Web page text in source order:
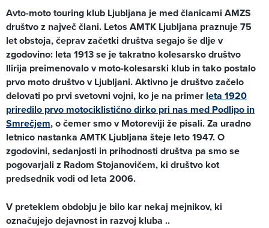
Avto-moto touring klub Ljubljana je med članicami AMZS
društvo z največ člani. Letos AMTK Ljubljana praznuje 75
let obstoja, čeprav začetki društva segajo še dlje v
zgodovino: leta 1913 se je takratno kolesarsko društvo
Ilirija preimenovalo v moto-kolesarski klub in tako postalo
prvo moto društvo v Ljubljani. Aktivno je društvo začelo
delovati po prvi svetovni vojni, ko je na primer leta 1920
priredilo prvo motociklistično dirko pri nas med Podlipo in
Smrečjem, o čemer smo v Motoreviji že pisali. Za uradno
letnico nastanka AMTK Ljubljana šteje leto 1947. O
zgodovini, sedanjosti in prihodnosti društva pa smo se
pogovarjali z Radom Stojanovičem, ki društvo kot
predsednik vodi od leta 2006.
V preteklem obdobju je bilo kar nekaj mejnikov, ki
označujejo dejavnost in razvoj kluba ..